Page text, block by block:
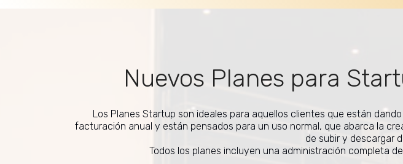
Nuevos Planes para
Los Planes Startup son ideales para aquellos clientes que están
facturación anual y están pensados para un uso normal, que abarca la
de subir y descargar
Todos los planes incluyen una administración completa